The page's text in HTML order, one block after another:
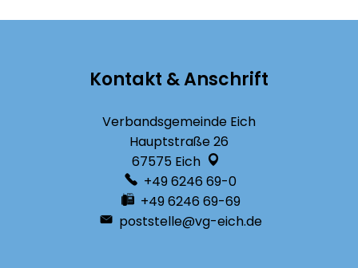
Kontakt & Anschrift
Verbandsgemeinde Eich
Hauptstraße 26
67575 Eich
+49 6246 69-0
+49 6246 69-69
poststelle@vg-eich.de